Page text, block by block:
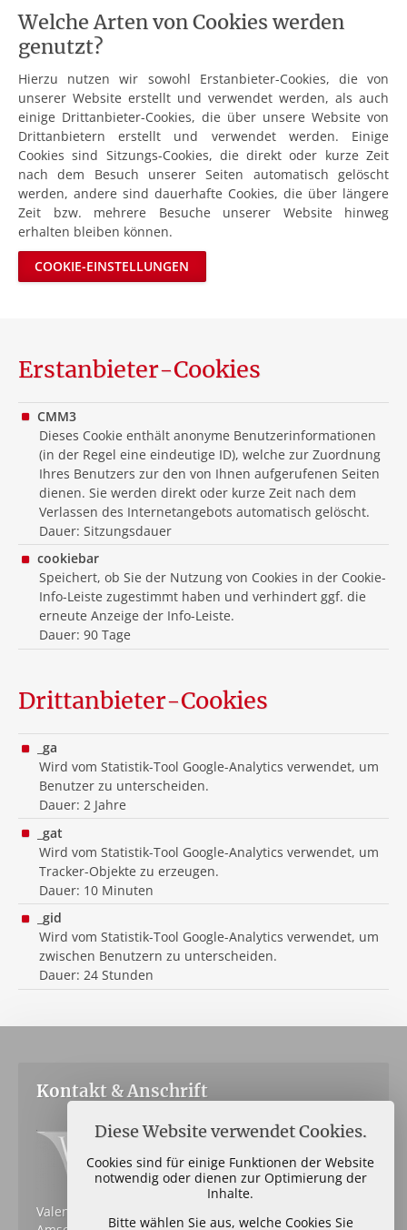
Welche Arten von Cookies werden
genutzt?
Hierzu nutzen wir sowohl Erstanbieter-Cookies, die von
unserer Website erstellt und verwendet werden, als auch
einige Drittanbieter-Cookies, die über unsere Website von
Drittanbietern erstellt und verwendet werden. Einige
Cookies sind Sitzungs-Cookies, die direkt oder kurze Zeit
nach dem Besuch unserer Seiten automatisch gelöscht
werden, andere sind dauerhafte Cookies, die über längere
Zeit bzw. mehrere Besuche unserer Website hinweg
erhalten bleiben können.
COOKIE-EINSTELLUNGEN
Erstanbieter-Cookies
CMM3
Dieses Cookie enthält anonyme Benutzerinformationen
(in der Regel eine eindeutige ID), welche zur Zuordnung
Ihres Benutzers zur den von Ihnen aufgerufenen Seiten
dienen. Sie werden direkt oder kurze Zeit nach dem
Verlassen des Internetangebots automatisch gelöscht.
Dauer: Sitzungsdauer
cookiebar
Speichert, ob Sie der Nutzung von Cookies in der Cookie-
Info-Leiste zugestimmt haben und verhindert ggf. die
erneute Anzeige der Info-Leiste.
Dauer: 90 Tage
Drittanbieter-Cookies
_ga
Wird vom Statistik-Tool Google-Analytics verwendet, um
Benutzer zu unterscheiden.
Dauer: 2 Jahre
_gat
Wird vom Statistik-Tool Google-Analytics verwendet, um
Tracker-Objekte zu erzeugen.
Dauer: 10 Minuten
_gid
Wird vom Statistik-Tool Google-Analytics verwendet, um
zwischen Benutzern zu unterscheiden.
Dauer: 24 Stunden
Kontakt & Anschrift
Valent Immobilien oHG
Diese Website verwendet Cookies.
Cookies sind für einige Funktionen der Website
notwendig oder dienen zur Optimierung der
Inhalte.
Bitte wählen Sie aus, welche Cookies Sie